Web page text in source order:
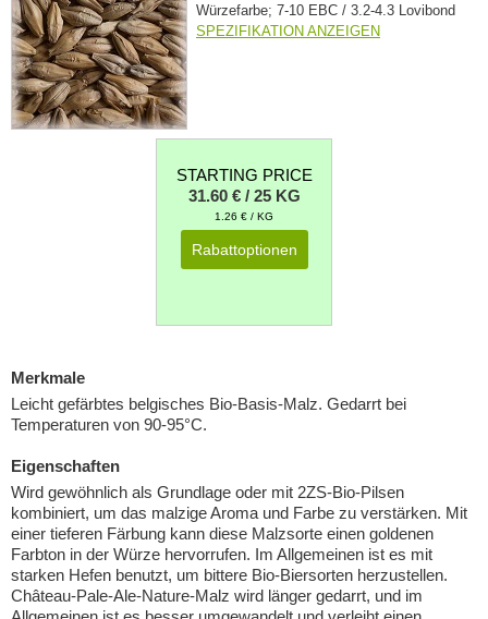
Würzefarbe; 7-10 EBC / 3.2-4.3 Lovibond
SPEZIFIKATION ANZEIGEN
STARTING PRICE
31.60 € / 25 KG
1.26 € / KG
Rabattoptionen
Merkmale
Leicht gefärbtes belgisches Bio-Basis-Malz. Gedarrt bei
Temperaturen von 90-95°C.
Eigenschaften
Wird gewöhnlich als Grundlage oder mit 2ZS-Bio-Pilsen
kombiniert, um das malzige Aroma und Farbe zu verstärken. Mit
einer tieferen Färbung kann diese Malzsorte einen goldenen
Farbton in der Würze hervorrufen. Im Allgemeinen ist es mit
starken Hefen benutzt, um bittere Bio-Biersorten herzustellen.
Château-Pale-Ale-Nature-Malz wird länger gedarrt, und im